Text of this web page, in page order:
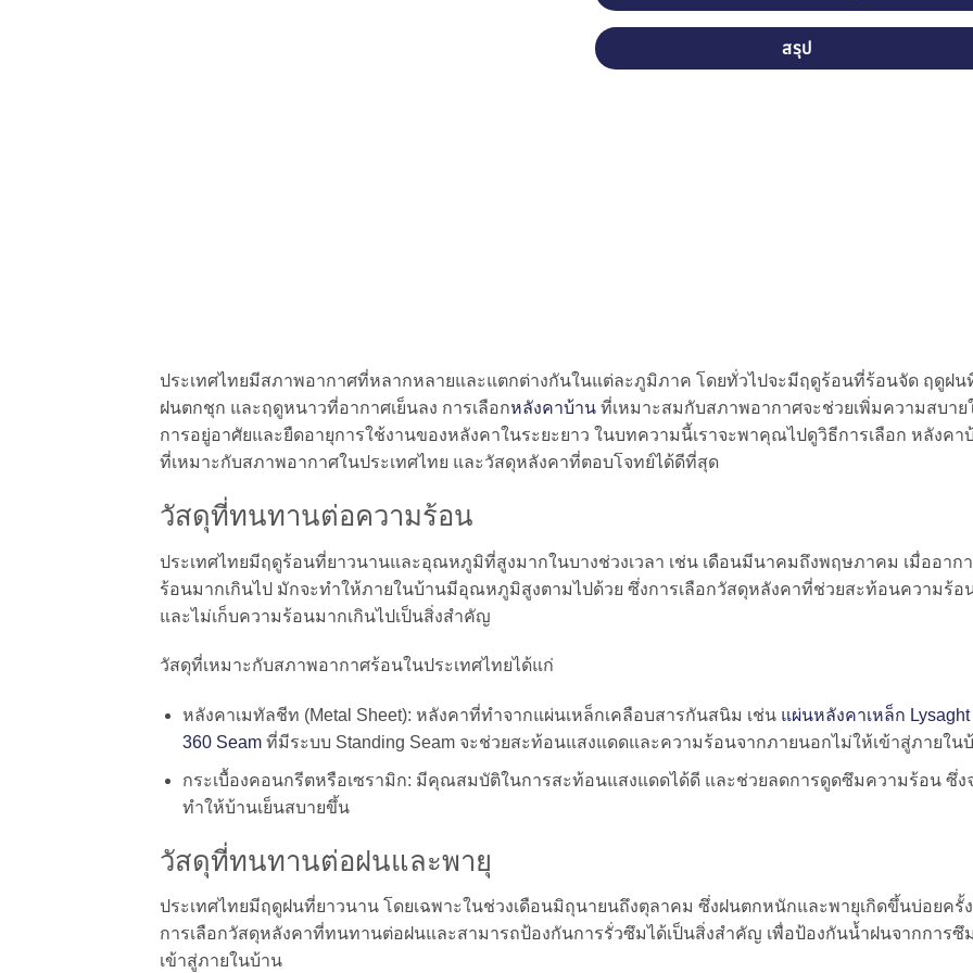
สรุป
ประเทศไทยมีสภาพอากาศที่หลากหลายและแตกต่างกันในแต่ละภูมิภาค โดยทั่วไปจะมีฤดูร้อนที่ร้อนจัด ฤดูฝน
ฝนตกชุก และฤดูหนาวที่อากาศเย็นลง การเลือกหลังคาบ้าน ที่เหมาะสมกับสภาพอากาศจะช่วยเพิ่มความสบาย
การอยู่อาศัยและยืดอายุการใช้งานของหลังคาในระยะยาว ในบทความนี้เราจะพาคุณไปดูวิธีการเลือก หลังคา
ที่เหมาะกับสภาพอากาศในประเทศไทย และวัสดุหลังคาที่ตอบโจทย์ได้ดีที่สุด
วัสดุที่ทนทานต่อความร้อน
ประเทศไทยมีฤดูร้อนที่ยาวนานและอุณหภูมิที่สูงมากในบางช่วงเวลา เช่น เดือนมีนาคมถึงพฤษภาคม เมื่ออาก
ร้อนมากเกินไป มักจะทำให้ภายในบ้านมีอุณหภูมิสูงตามไปด้วย ซึ่งการเลือกวัสดุหลังคาที่ช่วยสะท้อนความร้อ
และไม่เก็บความร้อนมากเกินไปเป็นสิ่งสำคัญ
วัสดุที่เหมาะกับสภาพอากาศร้อนในประเทศไทยได้แก่
หลังคาเมทัลชีท (Metal Sheet): หลังคาที่ทำจากแผ่นเหล็กเคลือบสารกันสนิม เช่น แผ่นหลังคาเหล็ก
360 Seamที่มีระบบ Standing Seam จะช่วยสะท้อนแสงแดดและความร้อนจากภายนอกไม่ให้เข้าสู่ภายใน
กระเบื้องคอนกรีตหรือเซรามิก: มีคุณสมบัติในการสะท้อนแสงแดดได้ดี และช่วยลดการดูดซึมความร้อน ซึ่ง
ทำให้บ้านเย็นสบายขึ้น
วัสดุที่ทนทานต่อฝนและพายุ
ประเทศไทยมีฤดูฝนที่ยาวนาน โดยเฉพาะในช่วงเดือนมิถุนายนถึงตุลาคม ซึ่งฝนตกหนักและพายุเกิดขึ้นบ่อยครั้ง
การเลือกวัสดุหลังคาที่ทนทานต่อฝนและสามารถป้องกันการรั่วซึมได้เป็นสิ่งสำคัญ เพื่อป้องกันน้ำฝนจากการซึม
เข้าสู่ภายในบ้าน